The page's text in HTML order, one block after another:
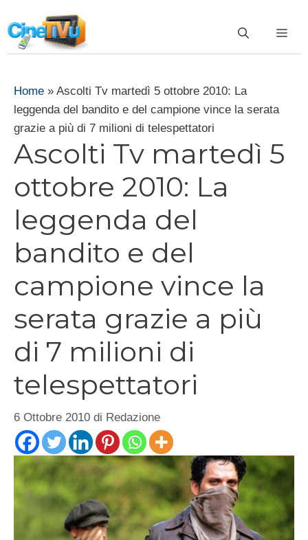
al
contenuto
Home » Ascolti Tv martedì 5 ottobre 2010: La
leggenda del bandito e del campione vince la serata
grazie a più di 7 milioni di telespettatori
Ascolti Tv martedì 5
ottobre 2010: La
leggenda del
bandito e del
campione vince la
serata grazie a più
di 7 milioni di
telespettatori
6 Ottobre 2010 di Redazione